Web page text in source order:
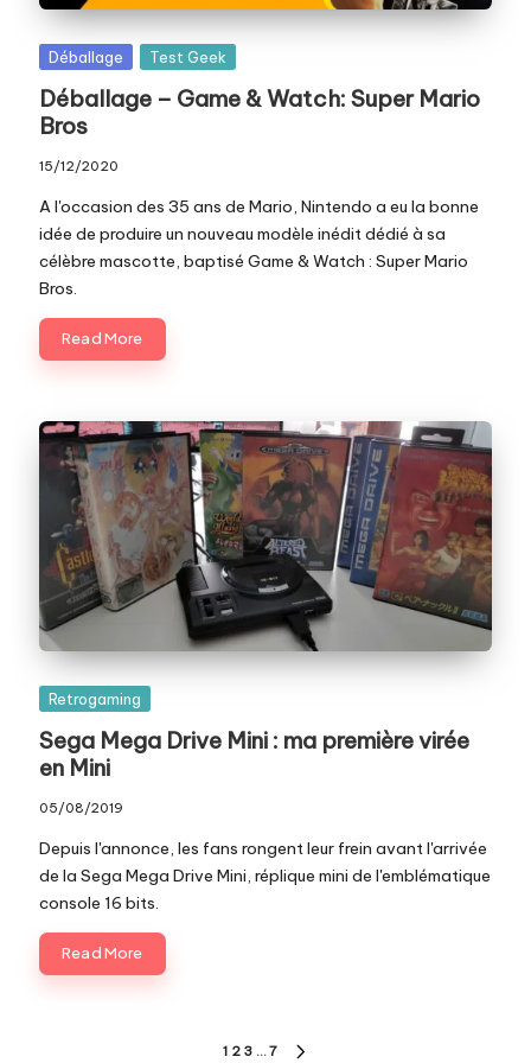
Posted
Déballage Test Geek
Déballage – Game & Watch: Super Mario
Bros
15/12/2020
A l'occasion des 35 ans de Mario, Nintendo a eu la bonne
idée de produire un nouveau modèle inédit dédié à sa
célèbre mascotte, baptisé Game & Watch : Super Mario
Bros.
Read More
Posted
Retrogaming
Sega Mega Drive Mini : ma première virée
en Mini
05/08/2019
Depuis l'annonce, les fans rongent leur frein avant l'arrivée
de la Sega Mega Drive Mini, réplique mini de l'emblématique
console 16 bits.
Read More
1 2 3 … 7